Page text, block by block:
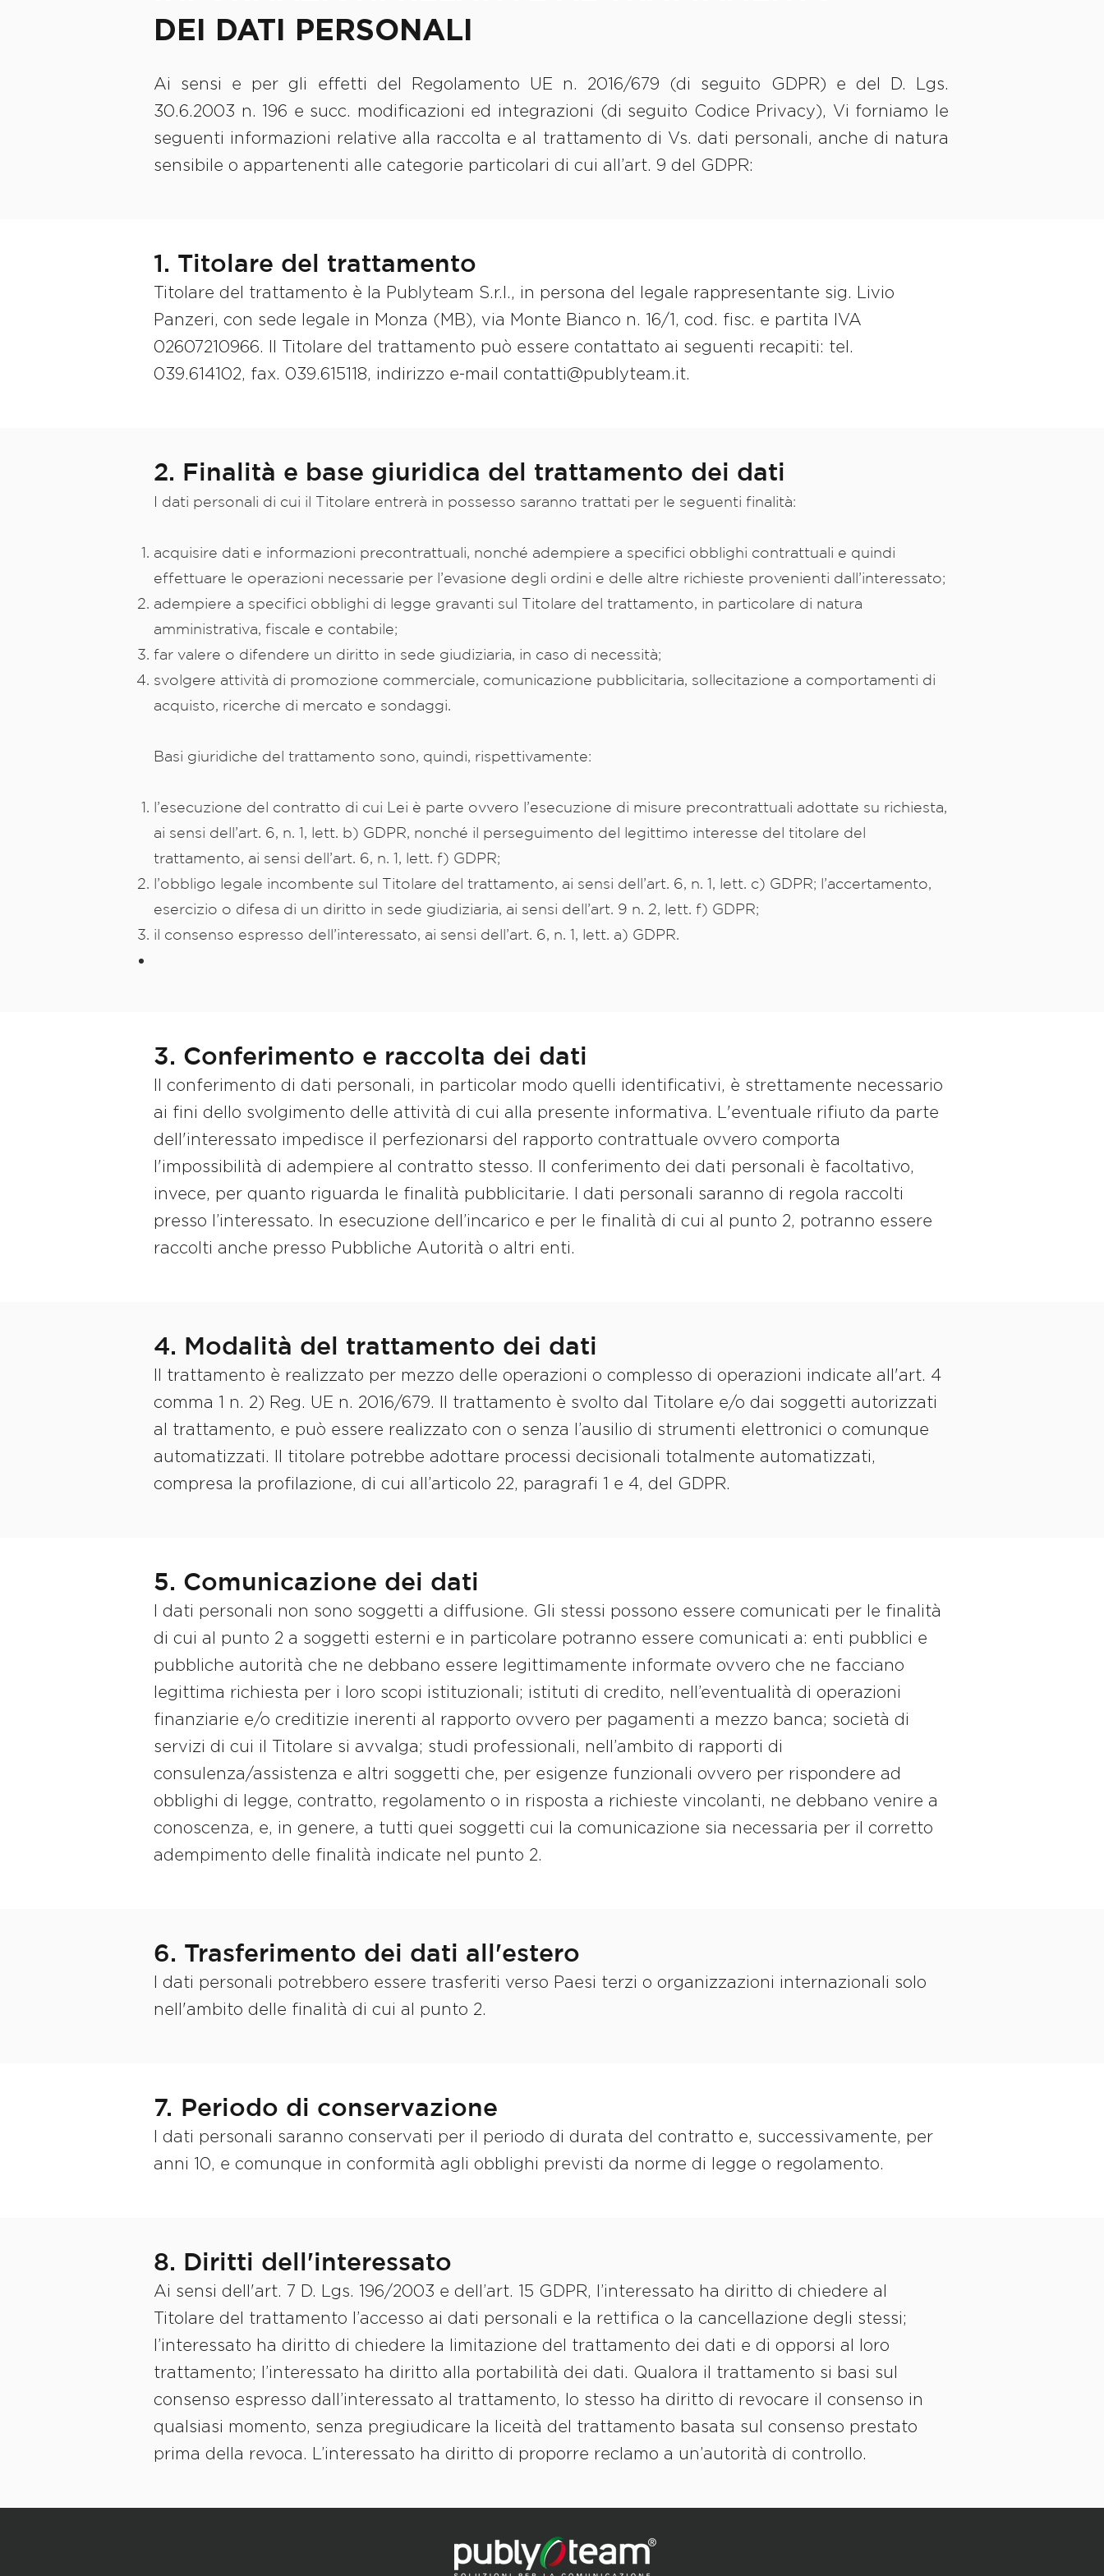
DEI DATI PERSONALI
Ai sensi e per gli effetti del Regolamento UE n. 2016/679 (di seguito GDPR) e del D. Lgs.
30.6.2003 n. 196 e succ. modificazioni ed integrazioni (di seguito Codice Privacy), Vi forniamo le
seguenti informazioni relative alla raccolta e al trattamento di Vs. dati personali, anche di natura
sensibile o appartenenti alle categorie particolari di cui all’art. 9 del GDPR:
1. Titolare del trattamento
Titolare del trattamento è la Publyteam S.r.l., in persona del legale rappresentante sig. Livio
Panzeri, con sede legale in Monza (MB), via Monte Bianco n. 16/1, cod. fisc. e partita IVA
02607210966. Il Titolare del trattamento può essere contattato ai seguenti recapiti: tel.
039.614102, fax. 039.615118, indirizzo e-mail contatti@publyteam.it.
2. Finalità e base giuridica del trattamento dei dati
I dati personali di cui il Titolare entrerà in possesso saranno trattati per le seguenti finalità:
acquisire dati e informazioni precontrattuali, nonché adempiere a specifici obblighi contrattuali e quindi
effettuare le operazioni necessarie per l’evasione degli ordini e delle altre richieste provenienti dall’interessato;
adempiere a specifici obblighi di legge gravanti sul Titolare del trattamento, in particolare di natura
amministrativa, fiscale e contabile;
far valere o difendere un diritto in sede giudiziaria, in caso di necessità;
svolgere attività di promozione commerciale, comunicazione pubblicitaria, sollecitazione a comportamenti di
acquisto, ricerche di mercato e sondaggi.
Basi giuridiche del trattamento sono, quindi, rispettivamente:
l’esecuzione del contratto di cui Lei è parte ovvero l’esecuzione di misure precontrattuali adottate su richiesta,
ai sensi dell’art. 6, n. 1, lett. b) GDPR, nonché il perseguimento del legittimo interesse del titolare del
trattamento, ai sensi dell’art. 6, n. 1, lett. f) GDPR;
l’obbligo legale incombente sul Titolare del trattamento, ai sensi dell’art. 6, n. 1, lett. c) GDPR; l’accertamento,
esercizio o difesa di un diritto in sede giudiziaria, ai sensi dell’art. 9 n. 2, lett. f) GDPR;
il consenso espresso dell’interessato, ai sensi dell’art. 6, n. 1, lett. a) GDPR.
3. Conferimento e raccolta dei dati
Il conferimento di dati personali, in particolar modo quelli identificativi, è strettamente necessario
ai fini dello svolgimento delle attività di cui alla presente informativa. L'eventuale rifiuto da parte
dell'interessato impedisce il perfezionarsi del rapporto contrattuale ovvero comporta
l'impossibilità di adempiere al contratto stesso. Il conferimento dei dati personali è facoltativo,
invece, per quanto riguarda le finalità pubblicitarie. I dati personali saranno di regola raccolti
presso l’interessato. In esecuzione dell’incarico e per le finalità di cui al punto 2, potranno essere
raccolti anche presso Pubbliche Autorità o altri enti.
4. Modalità del trattamento dei dati
Il trattamento è realizzato per mezzo delle operazioni o complesso di operazioni indicate all'art. 4
comma 1 n. 2) Reg. UE n. 2016/679. Il trattamento è svolto dal Titolare e/o dai soggetti autorizzati
al trattamento, e può essere realizzato con o senza l’ausilio di strumenti elettronici o comunque
automatizzati. Il titolare potrebbe adottare processi decisionali totalmente automatizzati,
compresa la profilazione, di cui all’articolo 22, paragrafi 1 e 4, del GDPR.
5. Comunicazione dei dati
I dati personali non sono soggetti a diffusione. Gli stessi possono essere comunicati per le finalità
di cui al punto 2 a soggetti esterni e in particolare potranno essere comunicati a: enti pubblici e
pubbliche autorità che ne debbano essere legittimamente informate ovvero che ne facciano
legittima richiesta per i loro scopi istituzionali; istituti di credito, nell’eventualità di operazioni
finanziarie e/o creditizie inerenti al rapporto ovvero per pagamenti a mezzo banca; società di
servizi di cui il Titolare si avvalga; studi professionali, nell’ambito di rapporti di
consulenza/assistenza e altri soggetti che, per esigenze funzionali ovvero per rispondere ad
obblighi di legge, contratto, regolamento o in risposta a richieste vincolanti, ne debbano venire a
conoscenza, e, in genere, a tutti quei soggetti cui la comunicazione sia necessaria per il corretto
adempimento delle finalità indicate nel punto 2.
6. Trasferimento dei dati all'estero
I dati personali potrebbero essere trasferiti verso Paesi terzi o organizzazioni internazionali solo
nell'ambito delle finalità di cui al punto 2.
7. Periodo di conservazione
I dati personali saranno conservati per il periodo di durata del contratto e, successivamente, per
anni 10, e comunque in conformità agli obblighi previsti da norme di legge o regolamento.
8. Diritti dell'interessato
Ai sensi dell'art. 7 D. Lgs. 196/2003 e dell’art. 15 GDPR, l’interessato ha diritto di chiedere al
Titolare del trattamento l’accesso ai dati personali e la rettifica o la cancellazione degli stessi;
l’interessato ha diritto di chiedere la limitazione del trattamento dei dati e di opporsi al loro
trattamento; l’interessato ha diritto alla portabilità dei dati. Qualora il trattamento si basi sul
consenso espresso dall’interessato al trattamento, lo stesso ha diritto di revocare il consenso in
qualsiasi momento, senza pregiudicare la liceità del trattamento basata sul consenso prestato
prima della revoca. L’interessato ha diritto di proporre reclamo a un’autorità di controllo.